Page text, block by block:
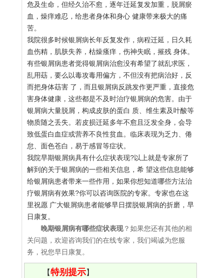
危及生命，但经久治不愈，逐年迁延复发加重，脱屑瘀
血，燥痒难忍，给患者身体和身心 健康带来极大的痛
苦。
我院很多时候银屑病长年反复发作，病程迁延，日久耗
血伤精，肌肤失养，枯燥瘙痒，伤神失眠，摧残 身体。
有些银屑病患者觉得银屑病治愈没有希望了就乱求医，
乱用苭，要么以毒攻毒用偏方，不但没有把病治好，反
而把身体苭害 了，而且银屑病反跳发作更严重，直接危
害身体健康，这些都是不及时治疗银屑病的危害。由于
银屑病大量脱屑，构成皮肤的蛋白 质、维生素及叶酸等
物质随之丢失。若皮损迁延多年不愈且泛发全身，会导
致低蛋白血症或营养不良性贫血。临床表现为乏力、倦
怠、面色苍白，易于感冒等症状。
我院早期银屑病具有什么症状表现?以上就是专家所了
解到的关于银屑病的一些相关信息，希 望这些信息能够
给银屑病患者带来一些作用，如果你想知道哪些方法治
疗银屑病有效果?你可以咨询医院的专家。专家也在这
里祝愿 广大银屑病患者能够早日摆脱银屑病的折磨，早
日康复。
晚期银屑病有哪些症状表现？如果您还有其他的相
关问题，欢迎咨询我们的在线专家，我们竭诚为您服
务，祝您早日康复。
【特别提示】